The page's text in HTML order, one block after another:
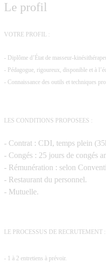
Le profil
VOTRE PROFIL :
- Diplôme d’État de masseur-
- Pédagogue, rigoureux, disponible et à
- Connaissance des outils et techniques
LES CONDITIONS PROPOSEES :
- Contrat : CDI, temps plein
- Congés : 25 jours de congés
- Rémunération : selon
- Restaurant du personnel.
- Mutuelle.
LE PROCESSUS DE RECRUTEMENT :
- 1 à 2 entretiens à prévoir.